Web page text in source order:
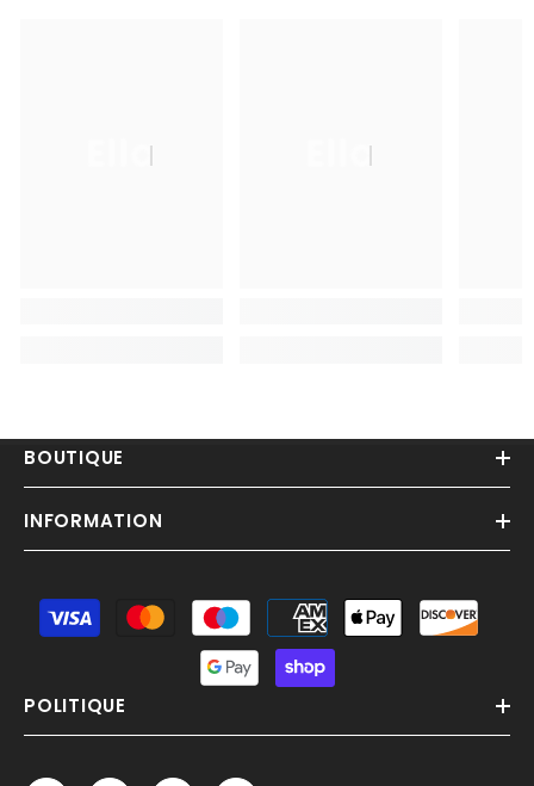
Ella Ella
BOUTIQUE
INFORMATION
Moyens
de
POLITIQUE